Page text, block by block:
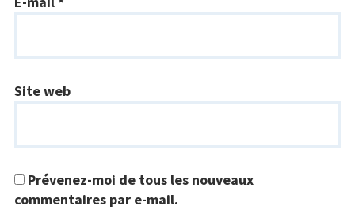
Site web
Prévenez-moi de tous les nouveaux
commentaires par e-mail.